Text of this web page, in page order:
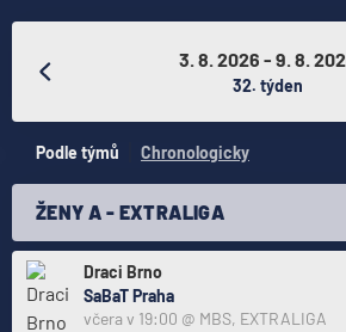
3. 8. 2026 - 9. 8.
32. týden
Podle týmů Chronologicky
ŽENY A - EXTRALIGA
Draci Brno
SaBaT Praha
včera v 19:00 @ MBS, EXTRALIGA